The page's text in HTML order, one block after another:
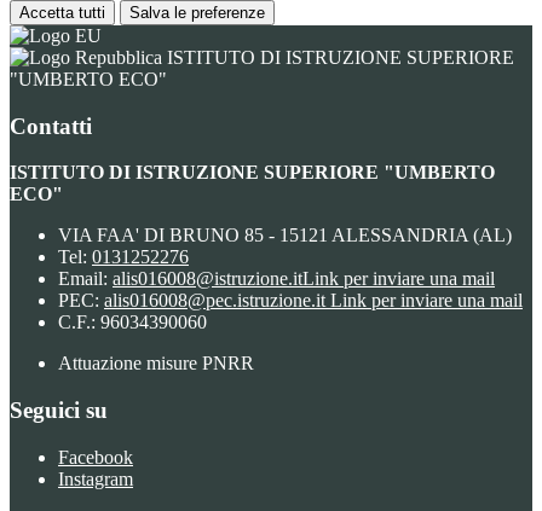
Accetta tutti Salva le preferenze
ISTITUTO DI ISTRUZIONE SUPERIORE
"UMBERTO ECO"
Contatti
ISTITUTO DI ISTRUZIONE SUPERIORE "UMBERTO
ECO"
VIA FAA' DI BRUNO 85 - 15121 ALESSANDRIA (AL)
Tel: 0131252276
Email: alis016008@istruzione.itLink per inviare una mail
PEC: alis016008@pec.istruzione.itLink per inviare una mail
C.F.: 96034390060
Attuazione misure PNRR
Seguici su
Facebook
Instagram